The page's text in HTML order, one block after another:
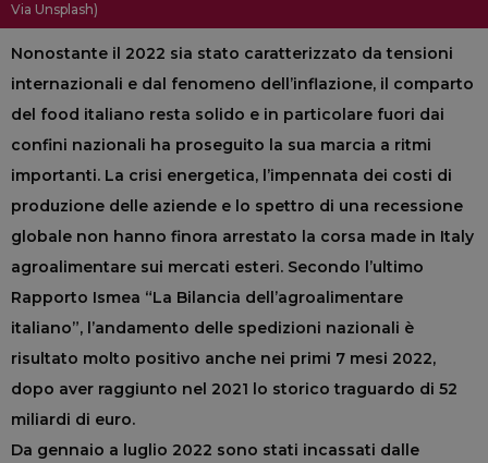
Via Unsplash)
Nonostante il 2022 sia stato caratterizzato da tensioni
internazionali e dal fenomeno dell’inflazione, il comparto
del food italiano resta solido e in particolare fuori dai
confini nazionali ha proseguito la sua marcia a ritmi
importanti. La crisi energetica, l’impennata dei costi di
produzione delle aziende e lo spettro di una recessione
globale non hanno finora arrestato la corsa made in Italy
agroalimentare sui mercati esteri. Secondo l’ultimo
Rapporto Ismea “La Bilancia dell’agroalimentare
italiano”, l’andamento delle spedizioni nazionali è
risultato molto positivo anche nei primi 7 mesi 2022,
dopo aver raggiunto nel 2021 lo storico traguardo di 52
miliardi di euro.
Da gennaio a luglio 2022 sono stati incassati dalle